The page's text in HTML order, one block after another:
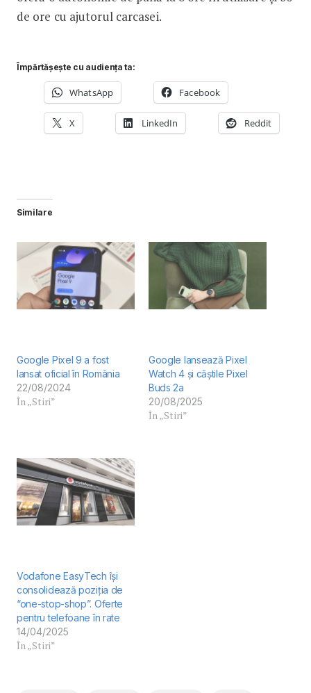
de ore cu ajutorul carcasei.
Împărtășește cu audiența ta:
WhatsApp Facebook
X LinkedIn Reddit
Similare
Google Pixel 9 a fost
lansat oficial în România
22/08/2024
În „Stiri”
Google lansează Pixel
Watch 4 și căștile Pixel
Buds 2a
20/08/2025
În „Stiri”
Vodafone EasyTech își
consolidează poziția de
“one-stop-shop”. Oferte
pentru telefoane în rate
14/04/2025
În „Stiri”